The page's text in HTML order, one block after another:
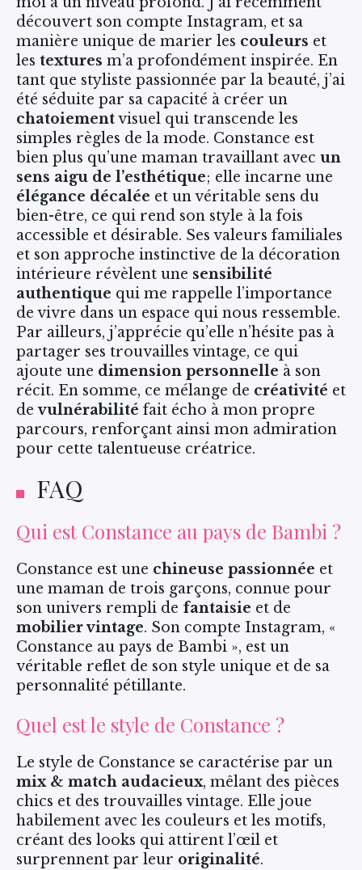
découvert son compte Instagram, et sa
manière unique de marier les couleurs et
les textures m’a profondément inspirée. En
tant que styliste passionnée par la beauté, j’ai
été séduite par sa capacité à créer un
chatoiementvisuel qui transcende les
simples règles de la mode. Constance est
bien plus qu’une maman travaillant avec un
sens aigu de l’esthétique; elle incarne une
élégance décalée et un véritable sens du
bien-être, ce qui rend son style à la fois
accessible et désirable. Ses valeurs familiales
et son approche instinctive de la décoration
intérieure révèlent une sensibilité
authentique qui me rappelle l’importance
de vivre dans un espace qui nous ressemble.
Par ailleurs, j’apprécie qu’elle n’hésite pas à
partager ses trouvailles vintage, ce qui
ajoute une dimension personnelle à son
récit. En somme, ce mélange de créativité et
devulnérabilité fait écho à mon propre
parcours, renforçant ainsi mon admiration
pour cette talentueuse créatrice.
FAQ
Qui est Constance au pays de Bambi ?
Constance est une chineuse passionnée et
une maman de trois garçons, connue pour
son univers rempli de fantaisie et de
mobilier vintage. Son compte Instagram, «
Constance au pays de Bambi », est un
véritable reflet de son style unique et de sa
personnalité pétillante.
Quel est le style de Constance ?
Le style de Constance se caractérise par un
mix & match audacieux, mêlant des pièces
chics et des trouvailles vintage. Elle joue
habilement avec les couleurs et les motifs,
créant des looks qui attirent l’œil et
surprennent par leur originalité.